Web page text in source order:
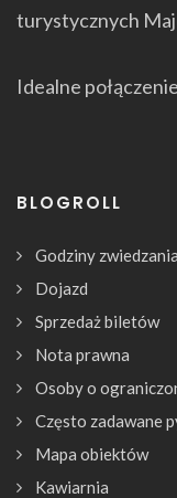
turystycznych
Idealne
BLOGROLL
Godziny
Dojazd
Sprzedaż biletów
Nota prawna
Osoby o
Często zadawane
Mapa obiektów
Kawiarnia